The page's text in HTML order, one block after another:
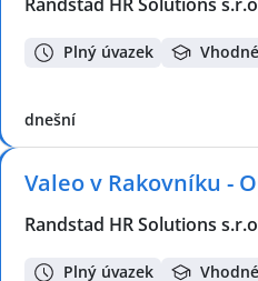
Plný úvazek
dnešní
Valeo v Rakovníku -
Randstad HR Solutions
Plný úvazek